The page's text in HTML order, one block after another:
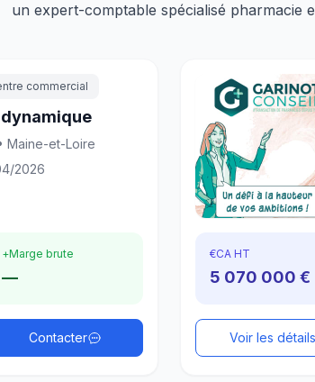
un expert-comptable spécialisé pharmacie
commercial
Maine-et-Loire
2026
+Marge brute
—
Contacter
€CA HT
5 070 000 €
Voir les détails